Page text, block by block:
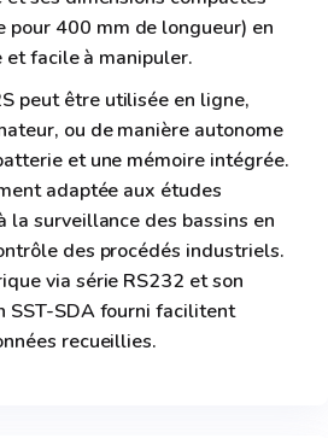
pour 400 mm de longueur) en
facile à manipuler.
peut être utilisée en ligne,
ou de manière autonome
et une mémoire intégrée.
adaptée aux études
la surveillance des bassins en
des procédés industriels.
via série RS232 et son
SST-SDA fourni facilitent
recueillies.